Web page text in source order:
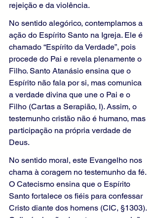
rejeição e da violência.
No sentido alegórico, contemplamos a
ação do Espírito Santo na Igreja. Ele é
chamado “Espírito da Verdade”, pois
procede do Pai e revela plenamente o
Filho. Santo Atanásio ensina que o
Espírito não fala por si, mas comunica
a verdade divina que une o Pai e o
Filho (Cartas a Serapião, I). Assim, o
testemunho cristão não é humano, mas
participação na própria verdade de
Deus.
No sentido moral, este Evangelho nos
chama à coragem no testemunho da fé.
O Catecismo ensina que o Espírito
Santo fortalece os fiéis para confessar
Cristo diante dos homens (CIC, §1303).